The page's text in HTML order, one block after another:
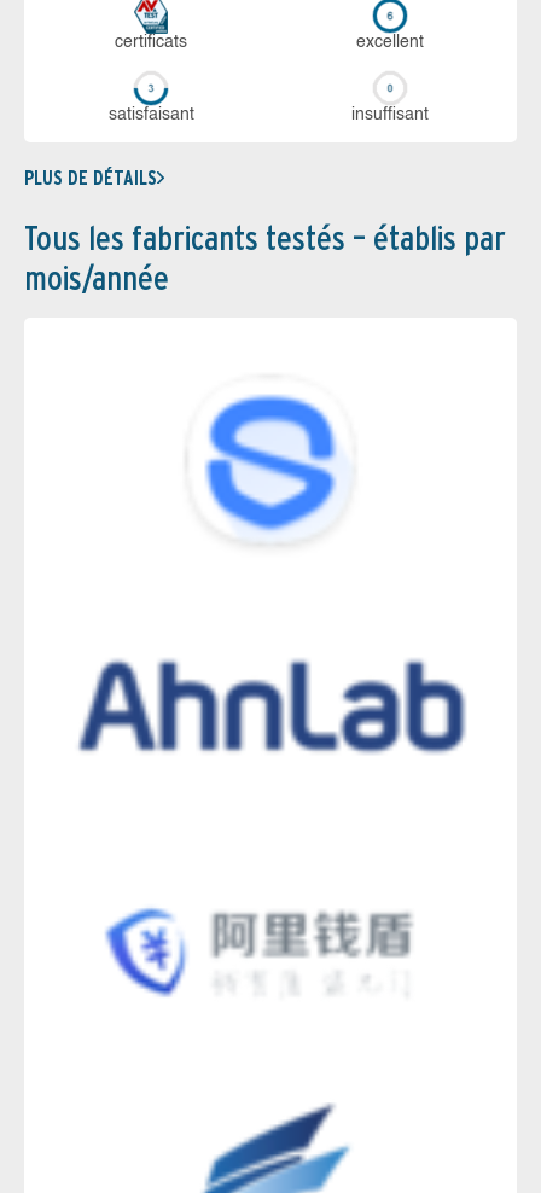
certi­ficats ex­cellent
sa­tis­fai­sant in­suf­fi­sant
PLUS DE DÉTAILS
Tous les fabricants testés – établis par
mois/année